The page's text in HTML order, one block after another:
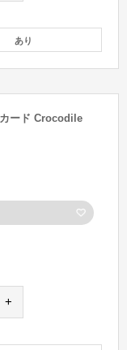
あり
ード Crocodile
+